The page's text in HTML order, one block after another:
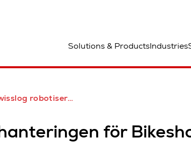
Solutions & ProductsIndustries
robotiserar lagerhanteringen for Bikeshop no med AutoStore
för